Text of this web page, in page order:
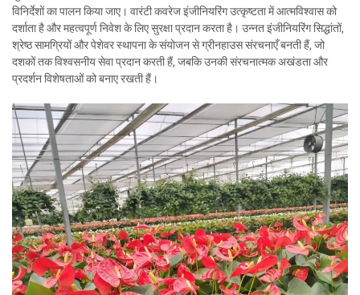
विनिर्देशों का पालन किया जाए। वारंटी कवरेज इंजीनियरिंग उत्कृष्टता में आत्मविश्वास को
दर्शाता है और महत्वपूर्ण निवेश के लिए सुरक्षा प्रदान करता है। उन्नत इंजीनियरिंग सिद्धांतों,
श्रेष्ठ सामग्रियों और पेशेवर स्थापना के संयोजन से ग्रीनहाउस संरचनाएँ बनती हैं, जो
दशकों तक विश्वसनीय सेवा प्रदान करती हैं, जबकि उनकी संरचनात्मक अखंडता और
प्रदर्शन विशेषताओं को बनाए रखती हैं।